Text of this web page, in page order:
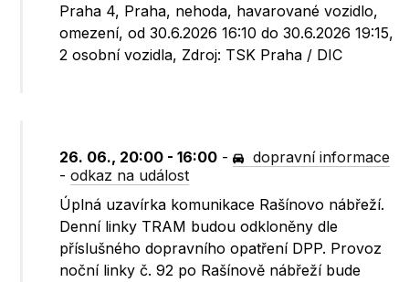
Praha 4, Praha, nehoda, havarované vozidlo,
omezení, od 30.6.2026 16:10 do 30.6.2026 19:15,
2 osobní vozidla, Zdroj: TSK Praha / DIC
26. 06., 20:00 - 16:00 -
dopravní informace
-odkaz na událost
Úplná uzavírka komunikace Rašínovo nábřeží.
Denní linky TRAM budou odkloněny dle
příslušného dopravního opatření DPP. Provoz
noční linky č. 92 po Rašínově nábřeží bude